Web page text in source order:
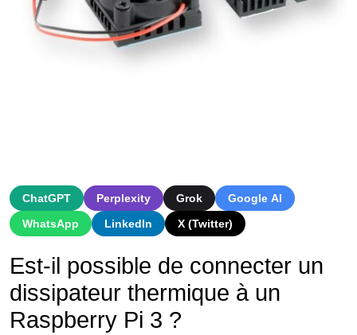
ChatGPT Perplexity Grok
Google AI
WhatsApp
LinkedIn X (Twitter)
Est-il possible de connecter un
dissipateur thermique à un
Raspberry Pi 3 ?